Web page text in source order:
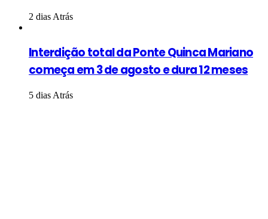
2 dias Atrás
Interdição total da Ponte Quinca Mariano
começa em 3 de agosto e dura 12 meses
5 dias Atrás